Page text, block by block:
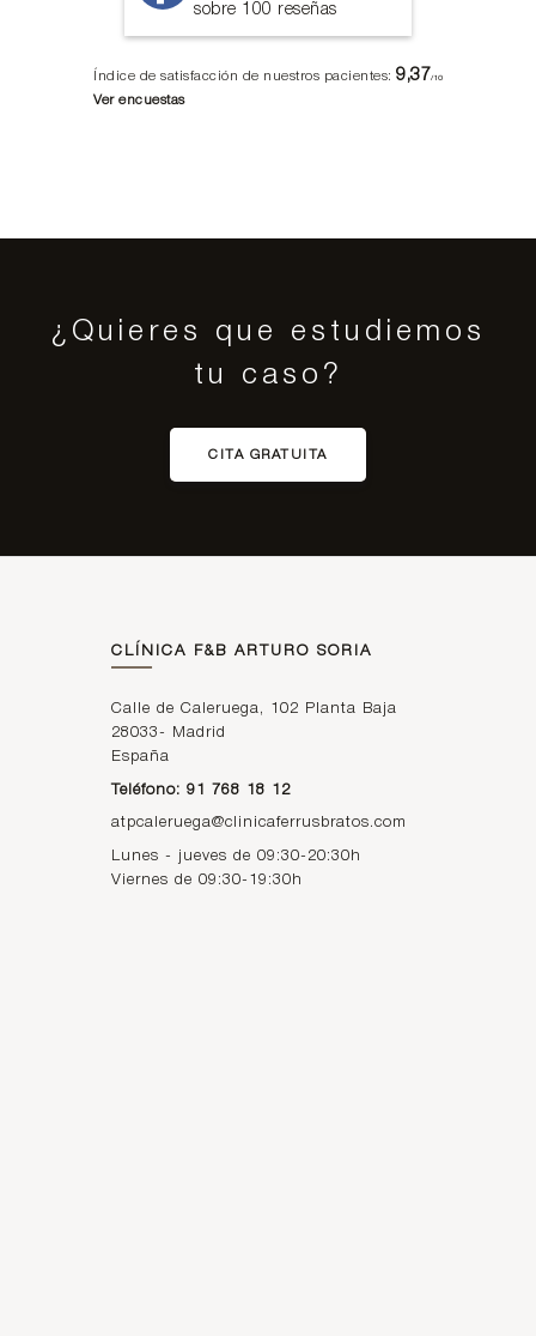
sobre 100 reseñas
Índice de satisfacción de nuestros pacientes:9,37/10
Ver encuestas
¿Quieres que estudiemos
tu caso?
CITA GRATUITA
CLÍNICA F&B ARTURO SORIA
Calle de Caleruega, 102 Planta Baja
28033-
Madrid
España
Teléfono: 91 768 18 12
atpcaleruega@clinicaferrusbratos.com
Lunes - jueves de 09:30-20:30h
Viernes de 09:30-19:30h